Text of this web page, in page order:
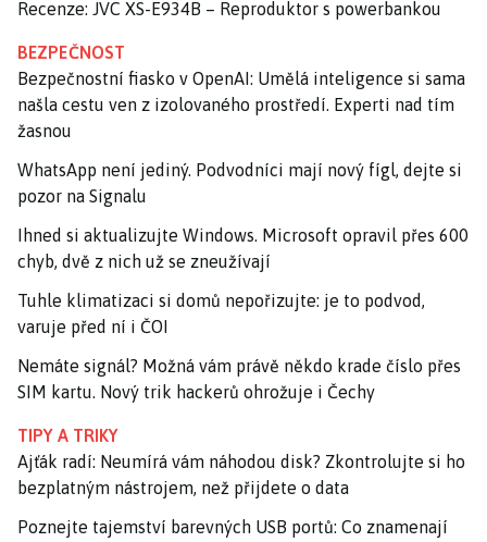
Recenze: JVC XS-E934B – Reproduktor s powerbankou
BEZPEČNOST
Bezpečnostní fiasko v OpenAI: Umělá inteligence si sama
našla cestu ven z izolovaného prostředí. Experti nad tím
žasnou
WhatsApp není jediný. Podvodníci mají nový fígl, dejte si
pozor na Signalu
Ihned si aktualizujte Windows. Microsoft opravil přes 600
chyb, dvě z nich už se zneužívají
Tuhle klimatizaci si domů nepořizujte: je to podvod,
varuje před ní i ČOI
Nemáte signál? Možná vám právě někdo krade číslo přes
SIM kartu. Nový trik hackerů ohrožuje i Čechy
TIPY A TRIKY
Ajťák radí: Neumírá vám náhodou disk? Zkontrolujte si ho
bezplatným nástrojem, než přijdete o data
Poznejte tajemství barevných USB portů: Co znamenají